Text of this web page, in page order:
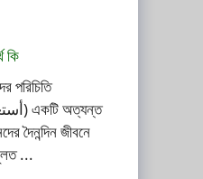
কি
পরিচিতি
দৈনন্দিন জীবনে
...